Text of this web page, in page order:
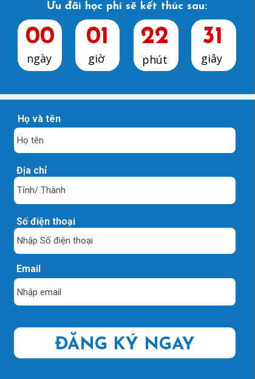
Ưu đãi học phí sẽ kết thúc sau:
Họ và tên
Số điện thoại
Email
Địa chỉ
ngày giây
phút
giờ
00 01 22 30
ĐĂNG KÝ NGAY